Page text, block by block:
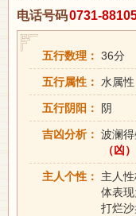
电话号码0731-
五行数理： 36分
五行属性： 水属性
五行阴阳： 阴
吉凶分析： 波澜
（凶）
主人个性：
主人
体表
打烂